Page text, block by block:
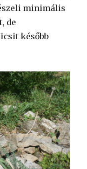
minimális
de
később